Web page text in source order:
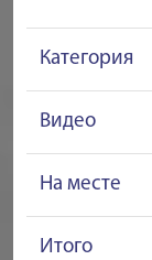
Категория
Видео
На месте
Итого